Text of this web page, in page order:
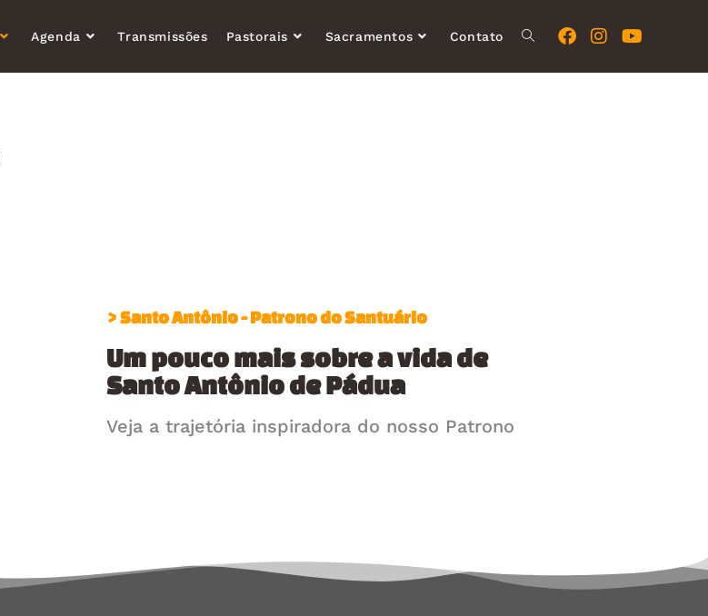
Agenda Transmissões Pastorais Sacramentos Contato
> Santo Antônio - Patrono do Santuário
Um pouco mais sobre a vida de
Santo Antônio de Pádua
Veja a trajetória inspiradora do nosso Patrono